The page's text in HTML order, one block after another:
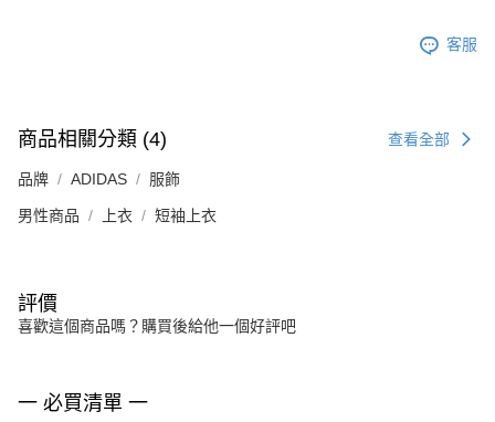
客服
商品相關分類 (4) 查看全部
品牌 ADIDAS 服飾
男性商品 上衣 短袖上衣
評價
喜歡這個商品嗎？購買後給他一個好評吧
一 必買清單 一